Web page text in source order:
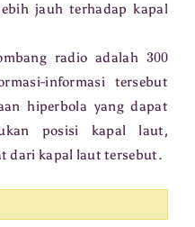
jauh terhadap kapal
radio adalah 300
informasi tersebut
hiperbola yang dapat
posisi kapal laut,
dari kapal laut tersebut.